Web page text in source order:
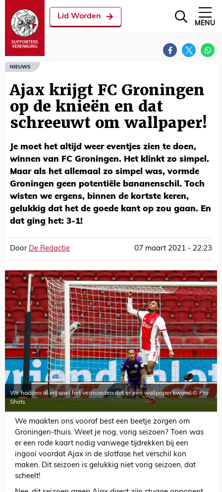
Lid Worden
MENU
NIEUWS
Ajax krijgt FC Groningen
op de knieën en dat
schreeuwt om wallpaper!
Je moet het altijd weer eventjes zien te doen,
winnen van FC Groningen. Het klinkt zo simpel.
Maar als het allemaal zo simpel was, vormde
Groningen geen potentiële bananenschil. Toch
wisten we ergens, binnen de kortste keren,
gelukkig dat het de goede kant op zou gaan. En
dat ging het: 3-1!
Door De Redactie 07 maart 2021 - 22:23
We hadden al vrij snel het vermoeden dat er een wallpaper kwam! © Pro
Shots
We maakten ons vooraf best een beetje zorgen om
Groningen-thuis. Weet je nog, vorig seizoen? Toen was
er een rode kaart nodig vanwege tijdrekken bij een
ingooi voordat Ajax in de slotfase het verschil kon
maken. Dit seizoen is gelukkig niet vorig seizoen, dat
scheelt!